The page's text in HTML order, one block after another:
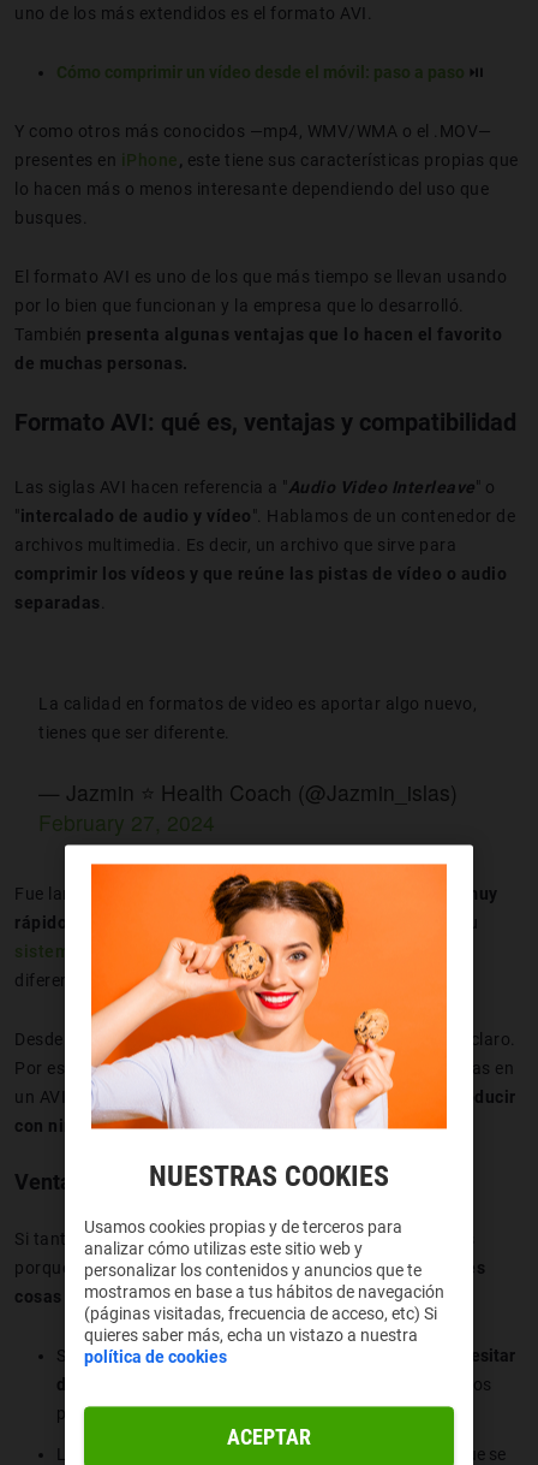
uno de los más extendidos es el formato AVI.
Cómo comprimir un vídeo desde el móvil: paso a paso ⏯️
Y como otros más conocidos —mp4, WMV/WMA o el .MOV—
presentes en iPhone
este tiene sus características propias que
lo hacen más o menos interesante dependiendo del uso que
busques.
El formato AVI es uno de los que más tiempo se llevan usando
por lo bien que funcionan y la empresa que lo desarrolló.
También presenta algunas ventajas que lo hacen el favorito
de muchas personas.
Formato AVI: qué es, ventajas y compatibilidad
Las siglas AVI hacen referencia a " Audio Video Interleave" o
" intercalado de audio y vídeo". Hablamos de un contenedor de
archivos multimedia. Es decir, un archivo que sirve para
comprimir los vídeos y que reúne las pistas de vídeo o audio
separadas
La calidad en formatos de video es aportar algo nuevo,
tienes que ser diferente.
— Jazmin ⭐ Health Coach (@Jazmin_islas)
February 27, 2024
Fue lanzado en los años 90 porMicrosoft
se convirtió muy
rápido en el formato de vídeo más popular
. Es normal, su
sistema operativo era y sigue siendo el más utilizado con
diferencia.
Desde entonces ha pasado por diversas actualizaciones, claro.
Por eso no es raro toparse con series o películas guardadas en
un AVI antiguo. Es decir, con arvhicos imposibles de
reproducir
con ninguno de los programas actuales.
Ventajas de utilizar el formato AVI
Si tanta gente lo ha estado usando durante estos años es
porque es un formato que algo bueno tiene.Son bastantes
cosas positivasy las más importantes son estas:
Sus archivos son muy sencillos de utilizar y
no vas a necesitar
descargar ningún software especial
. Se puede leer con los
predeterminados.
La calidad es uno de sus puntos fuertes. Los archivos que se
NUESTRAS COOKIES
Usamos cookies propias y de terceros para
analizar cómo utilizas este sitio web y
personalizar los contenidos y anuncios que te
mostramos en base a tus hábitos de navegación
(páginas visitadas, frecuencia de acceso, etc) Si
quieres saber más, echa un vistazo a nuestra
política de cookies
ACEPTAR